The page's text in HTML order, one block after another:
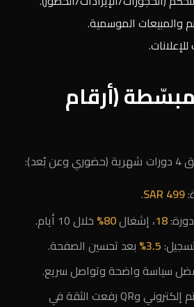
والمبيعات الموسمية.
(أرقام
وعن بُعد):
499 SAR
.
18، إشغال80% خلال 10 أيام.
3.5% بعد تحسين الصفحة.
سياسة واضحة وتواصل سريع.
بختم إلكتروني وQR رفعت الثقة في